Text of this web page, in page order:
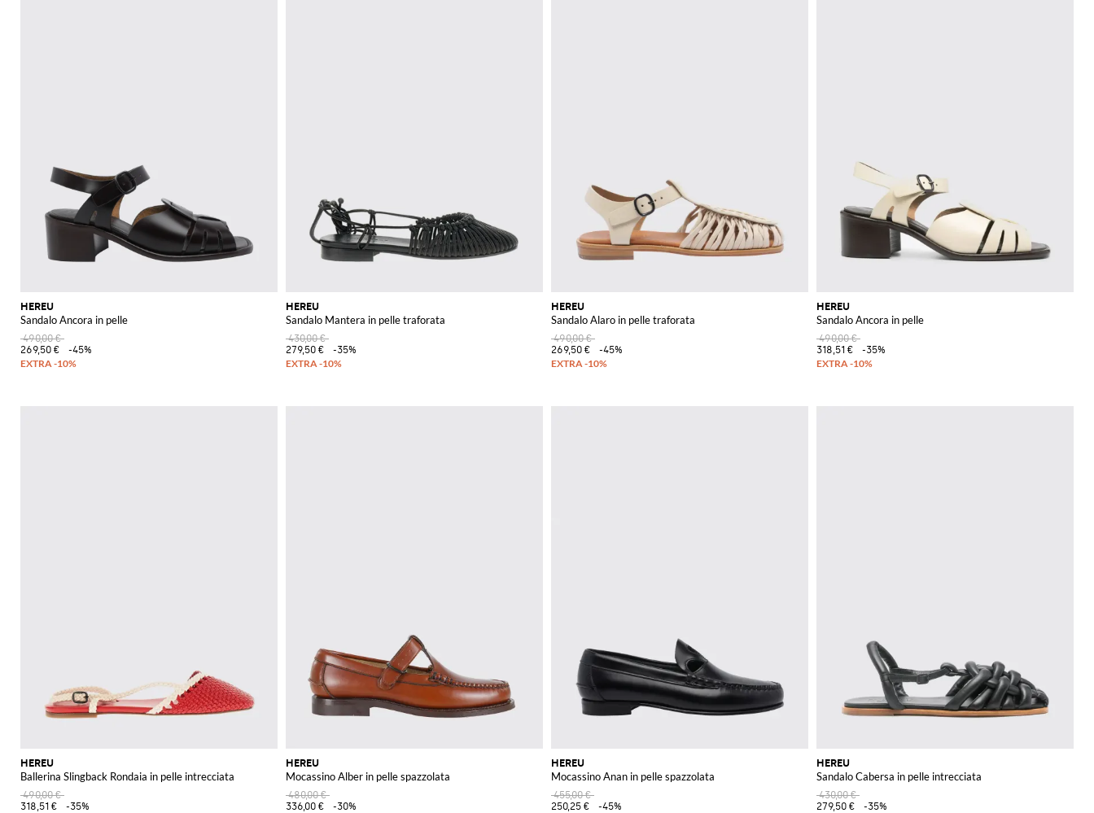
HEREU
Sandalo Ancora in pelle
490,00 €
269,50 €
-45%
HEREU
Sandalo Mantera in pelle traforata
430,00 €
279,50 €
-35%
HEREU
Sandalo Alaro in pelle traforata
490,00 €
269,50 €
-45%
HEREU
Sandalo Ancora in pelle
490,00 €
318,51 €
-35%
HEREU
Ballerina Slingback Rondaia in pelle intrecciata
490,00 €
318,51 €
-35%
HEREU
Mocassino Alber in pelle spazzolata
480,00 €
336,00 €
-30%
HEREU
Mocassino Anan in pelle spazzolata
455,00 €
250,25 €
-45%
HEREU
Sandalo Cabersa in pelle intrecciata
430,00 €
279,50 €
-35%